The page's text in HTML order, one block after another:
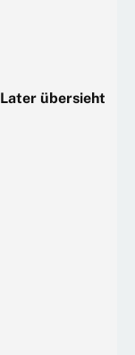
übersieht